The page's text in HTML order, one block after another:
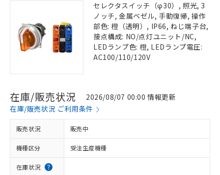
セレクタスイッチ（φ30）, 照光, 3
ノッチ, 金属ベゼル, 手動復帰, 操作
部色: 橙（透明）, IP66, ねじ端子台,
接点構成: NO/点灯ユニット/NC,
LEDランプ色: 橙, LEDランプ電圧:
AC100/110/120V
在庫/販売状況
2026/08/07 00:00 情報更新
在庫/販売状況 ご利用条件
販売状況 販売中
機種区分 受注生産機種
在庫状況